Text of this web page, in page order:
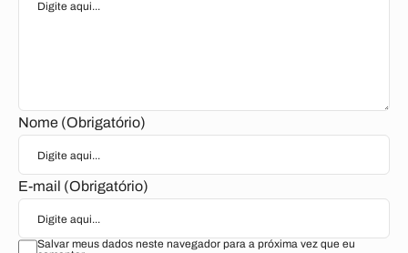
Nome (Obrigatório)
E-mail (Obrigatório)
Salvar meus dados neste navegador para a próxima vez que eu